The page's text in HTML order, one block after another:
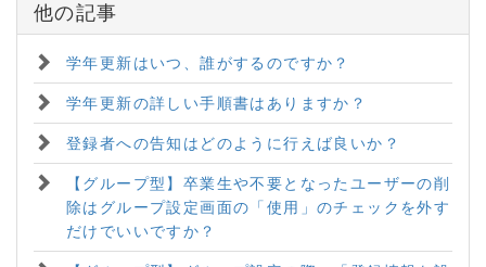
他の記事
学年更新はいつ、誰がするのですか？
学年更新の詳しい手順書はありますか？
登録者への告知はどのように行えば良いか？
【グループ型】卒業生や不要となったユーザーの削
除はグループ設定画面の「使用」のチェックを外す
だけでいいですか？